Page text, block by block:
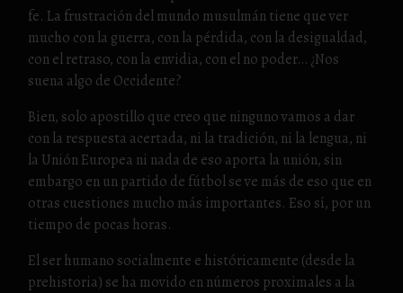
fe. La frustración del mundo musulmán tiene que ver
mucho con la guerra, con la pérdida, con la desigualdad,
con el retraso, con la envidia, con el no poder… ¿Nos
suena algo de Occidente?
Bien, solo apostillo que creo que ninguno vamos a dar
con la respuesta acertada, ni la tradición, ni la lengua, ni
la Unión Europea ni nada de eso aporta la unión, sin
embargo en un partido de fútbol se ve más de eso que en
otras cuestiones mucho más importantes. Eso sí, por un
tiempo de pocas horas.
El ser humano socialmente e históricamente (desde la
prehistoria) se ha movido en números proximales a la